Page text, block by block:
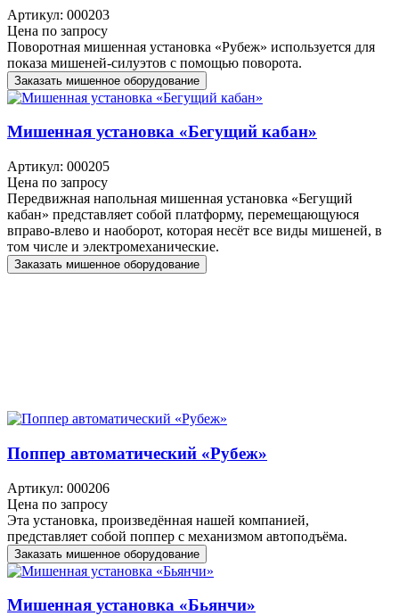
Артикул: 000203
Цена по запросу
Поворотная мишенная установка «Рубеж» используется для
показа мишеней-силуэтов с помощью поворота.
Заказать мишенное оборудование
Мишенная установка «Бегущий кабан»
Артикул: 000205
Цена по запросу
Передвижная напольная мишенная установка «Бегущий
кабан» представляет собой платформу, перемещающуюся
вправо-влево и наоборот, которая несёт все виды мишеней, в
том числе и электромеханические.
Заказать мишенное оборудование
Поппер автоматический «Рубеж»
Артикул: 000206
Цена по запросу
Эта установка, произведённая нашей компанией,
представляет собой поппер с механизмом автоподъёма.
Заказать мишенное оборудование
Мишенная установка «Бьянчи»